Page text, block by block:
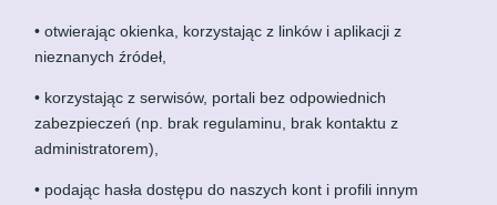
• otwierając okienka, korzystając z linków i aplikacji z
nieznanych źródeł,
• korzystając z serwisów, portali bez odpowiednich
zabezpieczeń (np. brak regulaminu, brak kontaktu z
administratorem),
• podając hasła dostępu do naszych kont i profili innym